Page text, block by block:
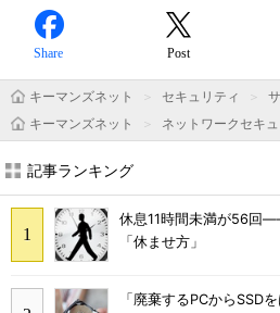
Share Post
キーマンズネット セキュリティ
キーマンズネット
ネットワークセキ
記事ランキング
休息11時間未満が56回
「休ませ方」
「廃棄するPCからSSD